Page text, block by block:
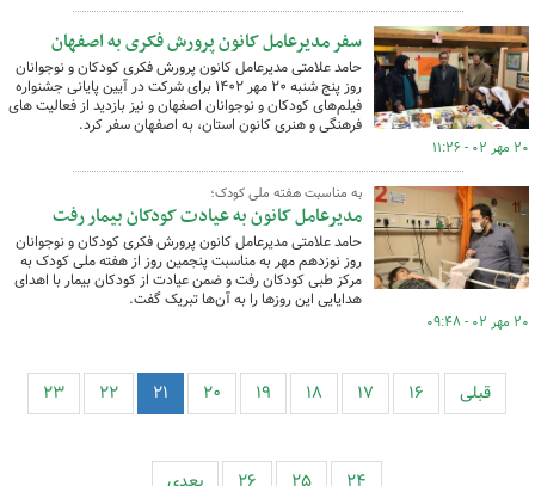
سفر مدیرعامل کانون پرورش فکری به اصفهان
حامد علامتی مدیرعامل کانون پرورش فکری کودکان و نوجوانان
روز پنج شنبه ۲۰ مهر ۱۴۰۲ برای شرکت در آیین پایانی جشنواره
فیلم‌های کودکان و نوجوانان اصفهان و نیز بازدید از فعالیت های
فرهنگی و هنری کانون استان، به اصفهان سفر کرد.
۲۰ مهر ۰۲ - ۱۱:۲۶
به مناسبت هفته ملی کودک؛
مدیرعامل کانون به عیادت کودکان بیمار رفت
حامد علامتی مدیرعامل کانون پرورش فکری کودکان و نوجوانان
روز نوزدهم مهر به مناسبت پنجمین روز از هفته ملی کودک به
مرکز طبی کودکان رفت و ضمن عیادت از کودکان بیمار با اهدای
هدایایی این روزها را به آن‌ها تبریک گفت.
۲۰ مهر ۰۲ - ۰۹:۴۸
قبلی ۱۶ ۱۷ ۱۸ ۱۹ ۲۰ ۲۱ ۲۲ ۲۳